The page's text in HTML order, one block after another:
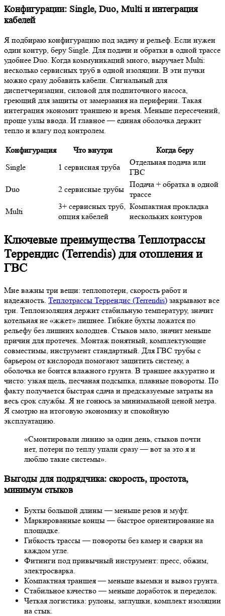
Конфигурации: Single, Duo, Multi и интеграция
кабелей
Я подбираю конфигурацию под задачу и рельеф. Если нужен
один контур, беру Single. Для подачи и обратки в одной трассе
удобнее Duo. Когда коммуникаций много, выручает Multi:
несколько сервисных труб в одной изоляции. В эти пучки
можно сразу добавить кабели. Сигнальный для
диспетчеризации, силовой для подпиточного насоса,
греющий для защиты от замерзания на периферии. Такая
интеграция экономит траншею и время. Меньше пересечений,
проще узлы ввода. И главное — единая оболочка держит
тепло и влагу под контролем.
Конфигурация Что внутри
Когда беру
Single
1 сервисная труба
Отдельная подача или
ГВС
Duo
2 сервисные трубы
Подача + обратка в одной
трассе
Multi
3+ сервисных труб,
опция кабелей
Компактная прокладка
нескольких контуров
Ключевые преимущества Теплотрассы
Террендис (Terrendis) для отопления и
ГВС
Мне важны три вещи: теплопотери, скорость работ и
надежность. Теплотрассы Террендис (Terrendis) закрывают все
три. Теплоизоляция держит стабильную температуру, значит
котельная не «жжет» лишнее. Гибкие бухты ложатся по
рельефу без лишних колодцев. Стыков мало, значит меньше
причин для протечек. Монтаж понятный, комплектующие
совместимы, инструмент стандартный. Для ГВС трубы с
барьером от кислорода помогают защитить систему, а
оболочка не боится влажного грунта. В траншее аккуратно и
чисто: узкая щель, песчаная подсыпка, плавные повороты. По
факту получается быстрая сдача и предсказуемые затраты на
весь срок службы. Я не гонюсь за минимальной ценой метра.
Я смотрю на итоговую экономику и спокойную
эксплуатацию.
«Смонтировали линию за один день, стыков почти
нет, потери по теплу упали сразу — вот за это я и
люблю такие системы».
Выгоды для подрядчика: скорость, простота,
минимум стыков
Бухты большой длины — меньше резов и муфт.
Маркированные концы — быстрое ориентирование на
площадке.
Гибкость трассы — повороты без камер и сварки на
каждом угле.
Фитинги под привычный инструмент: пресс, обжим,
электросварка.
Компактная траншея — меньше выемки и вывоз грунта.
Стабильное качество — меньше доработок и переделок.
Четкая логистика: рулоны, заглушки, комплект изоляции
на стык.